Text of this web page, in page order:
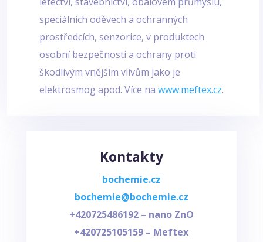
speciálních oděvech a ochranných
prostředcích, senzorice, v produktech
osobní bezpečnosti a ochrany proti
škodlivým vnějším vlivům jako je
elektrosmog apod. Více na www.meftex.cz.
Kontakty
bochemie.cz
bochemie@bochemie.cz
+420725486192 – nano ZnO
+420725105159 – Meftex